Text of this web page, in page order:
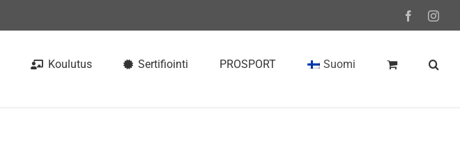
Facebook
Koulutus Sertifiointi PROSPORT Suomi